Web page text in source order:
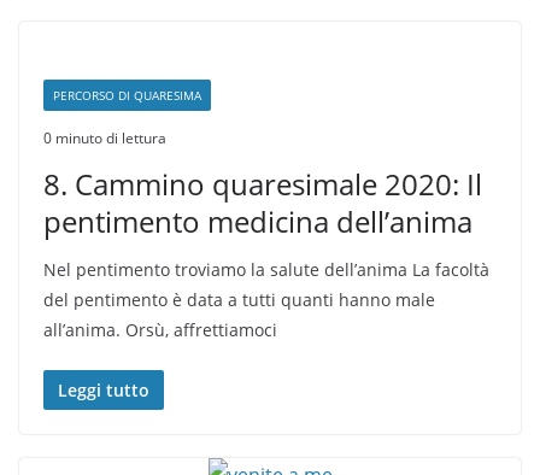
PERCORSO DI QUARESIMA
0 minuto di lettura
8. Cammino quaresimale 2020: Il
pentimento medicina dell’anima
Nel pentimento troviamo la salute dell’anima La facoltà
del pentimento è data a tutti quanti hanno male
all’anima. Orsù, affrettiamoci
Leggi tutto